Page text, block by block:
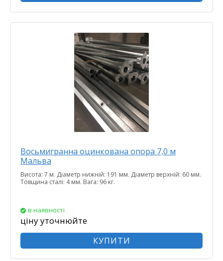
Восьмигранна оцинкована опора 7,0 м
Мальва
Висота: 7 м. Діаметр нижній: 191 мм. Діаметр верхній: 60 мм.
Товщина сталі: 4 мм. Вага: 96 кг.
в наявності
ціну уточнюйте
КУПИТИ